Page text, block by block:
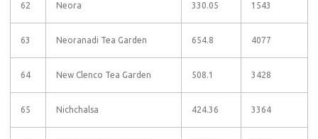
62 Neora 330.05 1543
63 Neoranadi Tea Garden 654.8 4077
64 New Clenco Tea Garden 508.1 3428
65 Nichchalsa 424.36 3364